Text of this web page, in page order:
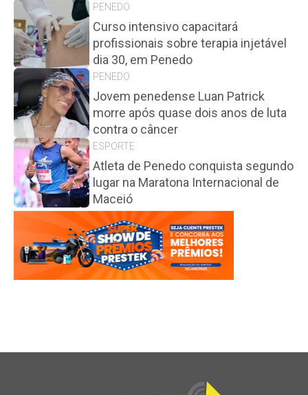
PENEDO
Curso intensivo capacitará
profissionais sobre terapia injetável
dia 30, em Penedo
PENEDO
Jovem penedense Luan Patrick
morre após quase dois anos de luta
contra o câncer
ESPORTE
Atleta de Penedo conquista segundo
lugar na Maratona Internacional de
Maceió